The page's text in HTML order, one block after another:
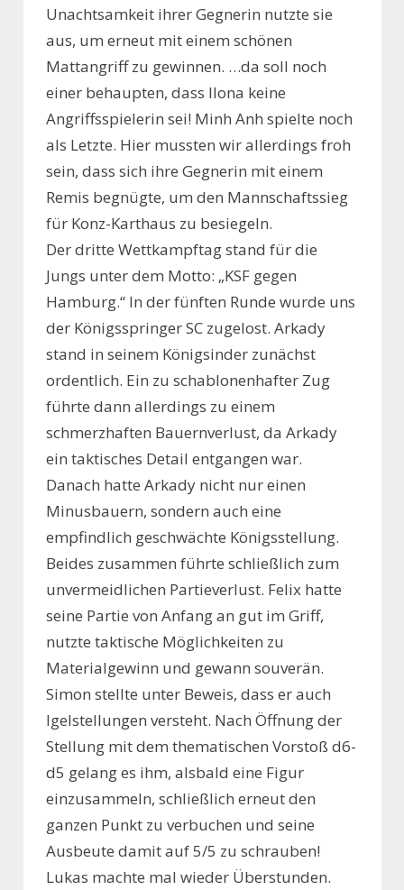
Unachtsamkeit ihrer Gegnerin nutzte sie
aus, um erneut mit einem schönen
Mattangriff zu gewinnen. …da soll noch
einer behaupten, dass Ilona keine
Angriffsspielerin sei! Minh Anh spielte noch
als Letzte. Hier mussten wir allerdings froh
sein, dass sich ihre Gegnerin mit einem
Remis begnügte, um den Mannschaftssieg
für Konz-Karthaus zu besiegeln.
Der dritte Wettkampftag stand für die
Jungs unter dem Motto: „KSF gegen
Hamburg.“ In der fünften Runde wurde uns
der Königsspringer SC zugelost. Arkady
stand in seinem Königsinder zunächst
ordentlich. Ein zu schablonenhafter Zug
führte dann allerdings zu einem
schmerzhaften Bauernverlust, da Arkady
ein taktisches Detail entgangen war.
Danach hatte Arkady nicht nur einen
Minusbauern, sondern auch eine
empfindlich geschwächte Königsstellung.
Beides zusammen führte schließlich zum
unvermeidlichen Partieverlust. Felix hatte
seine Partie von Anfang an gut im Griff,
nutzte taktische Möglichkeiten zu
Materialgewinn und gewann souverän.
Simon stellte unter Beweis, dass er auch
Igelstellungen versteht. Nach Öffnung der
Stellung mit dem thematischen Vorstoß d6-
d5 gelang es ihm, alsbald eine Figur
einzusammeln, schließlich erneut den
ganzen Punkt zu verbuchen und seine
Ausbeute damit auf 5/5 zu schrauben!
Lukas machte mal wieder Überstunden.